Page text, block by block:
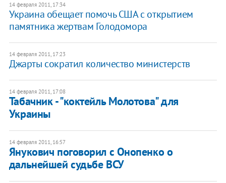
14 февраля 2011, 17:34
Украина обещает помочь США с открытием
памятника жертвам Голодомора
14 февраля 2011, 17:23
Джарты сократил количество министерств
14 февраля 2011, 17:08
Табачник - "коктейль Молотова" для
Украины
14 февраля 2011, 16:57
Янукович поговорил с Онопенко о
дальнейшей судьбе ВСУ